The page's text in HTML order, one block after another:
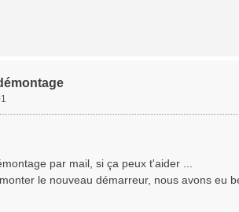
par mail, si ça peux t'aider ...
le nouveau démarreur, nous avons eu